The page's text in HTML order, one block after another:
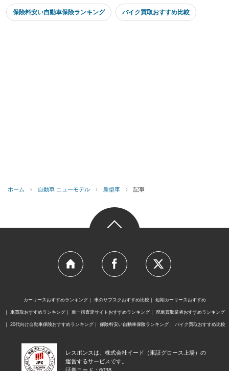
保険料安い自動車保険ランキング バイク買取おすすめ比較
ホーム › 自動車 ニューモデル › 新型車 › 記事
カーリースおすすめランキング 車のサブスクおすすめ比較 短期カーリースおすすめ
車買取おすすめランキング 車一括査定サイトおすすめランキング 廃車買取業者おすすめランキング
20代向け自動車保険おすすめランキング 保険料安い自動車保険ランキング バイク買取おすすめ比較
レスポンスは、株式会社イード（東証グロース上場）の
運営するサービスです。
証券コード：6038